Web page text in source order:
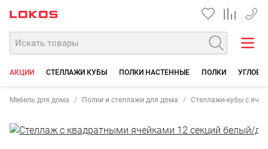
+7
АКЦИИ СТЕЛЛАЖИ КУБЫ ПОЛКИ НАСТЕННЫЕ ПОЛКИ
Мебель для дома Полки и стеллажи для дома Стеллажи-кубы с